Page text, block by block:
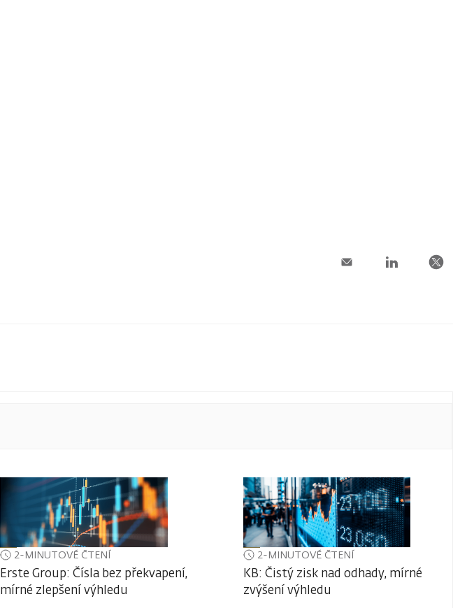
2-MINUTOVÉ ČTENÍ
Erste Group: Čísla bez překvapení,
mírné zlepšení výhledu
2-MINUTOVÉ ČTENÍ
KB: Čistý zisk nad odhady, mírné
zvýšení výhledu